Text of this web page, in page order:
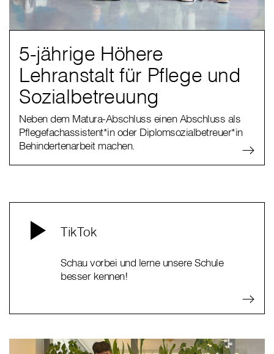
5-jährige Höhere
Lehranstalt für Pflege und
Sozialbetreuung
Neben dem Matura-Abschluss einen Abschluss als
Pflegefachassistent*in oder Diplomsozialbetreuer*in
Behindertenarbeit machen.
TikTok
Schau vorbei und lerne unsere Schule
besser kennen!